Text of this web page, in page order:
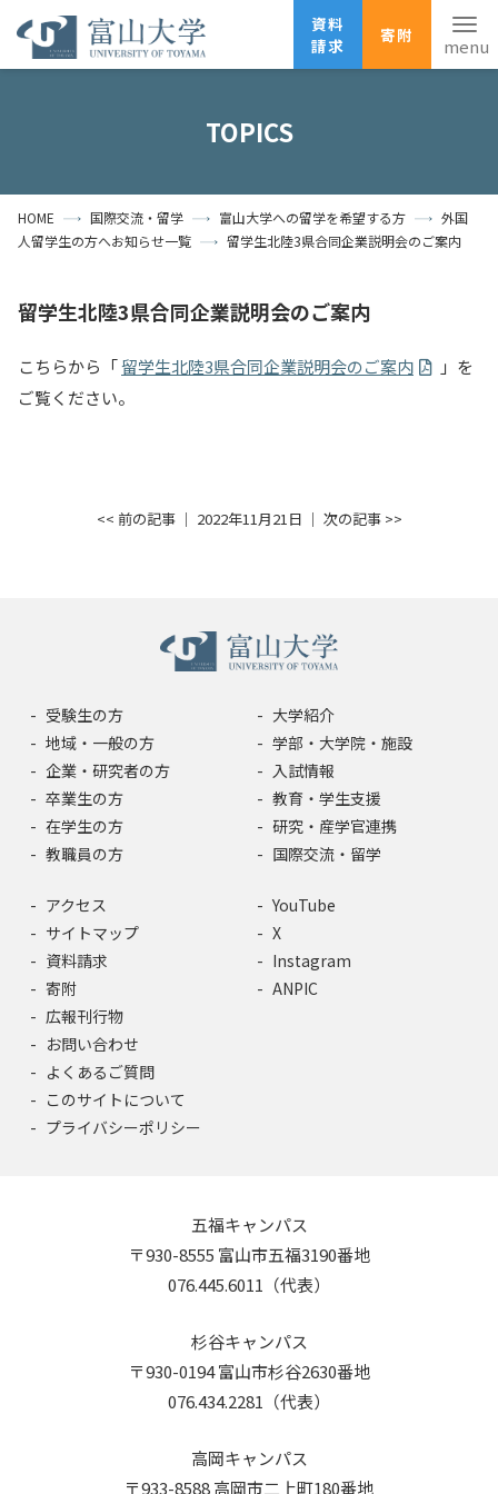
資料
請求
寄附
資料請求
寄附
広報刊行物
受験生の方 地域・一般の方 企業・研究者の方
入試情報
研究・産学官連携
国際交流・留学
TOPICS
HOME 国際交流・留学 富山大学への留学を希望する方
外国
人留学生の方へお知らせ一覧
留学生北陸3県合同企業説明会のご案内
留学生北陸3県合同企業説明会のご案内
こちらから「留学生北陸3県合同企業説明会のご案内
」を
ご覧ください。
<< 前の記事│ 2022年11月21日 │ 次の記事 >>
受験生の方
地域・一般の方
企業・研究者の方
卒業生の方
在学生の方
教職員の方
大学紹介
学部・大学院・施設
入試情報
教育・学生支援
研究・産学官連携
国際交流・留学
アクセス
サイトマップ
資料請求
寄附
広報刊行物
お問い合わせ
よくあるご質問
このサイトについて
プライバシーポリシー
YouTube
X
Instagram
ANPIC
五福キャンパス
〒930-8555 富山市五福3190番地
076.445.6011（代表）
杉谷キャンパス
〒930-0194 富山市杉谷2630番地
076.434.2281（代表）
高岡キャンパス
〒933-8588 高岡市二上町180番地